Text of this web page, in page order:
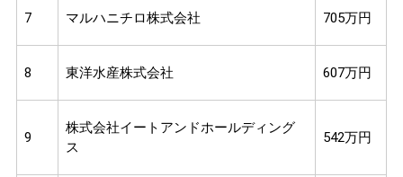
7 マルハニチロ株式会社 705万円
8 東洋水産株式会社 607万円
9
株式会社イートアンドホールディング
ス
542万円